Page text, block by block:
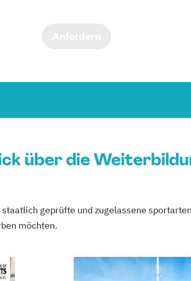
über die
geprüfte und zugelassene
möchten.